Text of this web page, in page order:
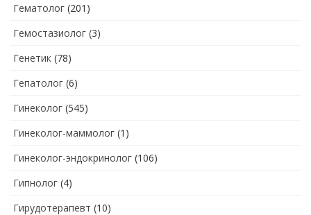
Гематолог (201)
Гемостазиолог (3)
Генетик (78)
Гепатолог (6)
Гинеколог (545)
Гинеколог-маммолог (1)
Гинеколог-эндокринолог (106)
Гипнолог (4)
Гирудотерапевт (10)